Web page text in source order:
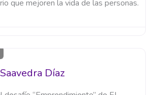
que mejoren la vida de las personas.
Díaz